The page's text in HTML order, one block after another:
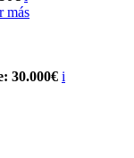
más
30.000€ i